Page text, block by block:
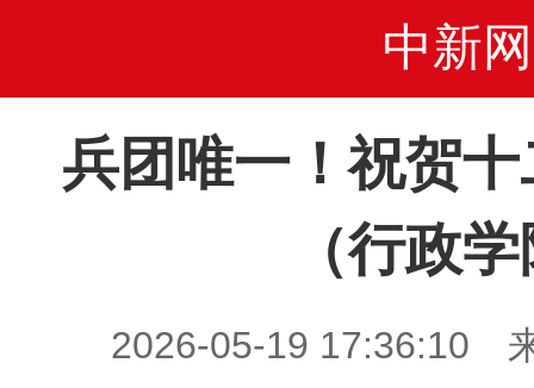
中新网
兵团唯一！祝贺
（行政
2026-05-19 17:36:10